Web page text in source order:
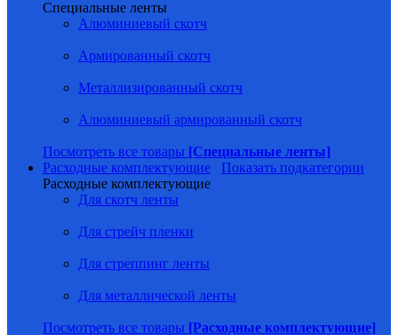
Специальные ленты
Алюминиевый скотч
Армированный скотч
Металлизированный скотч
Алюминиевый армированный скотч
Посмотреть все товары [Специальные ленты]
Расходные комплектующие
Показать подкатегории
Расходные комплектующие
Для скотч ленты
Для стрейч пленки
Для стреппинг ленты
Для металлической ленты
Посмотреть все товары [Расходные комплектующие]